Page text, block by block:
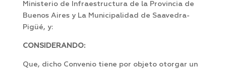
Ministerio de Infraestructura de la Provincia de
Buenos Aires y La Municipalidad de Saavedra-
Pigüé, y:
CONSIDERANDO:
Que, dicho Convenio tiene por objeto otorgar un